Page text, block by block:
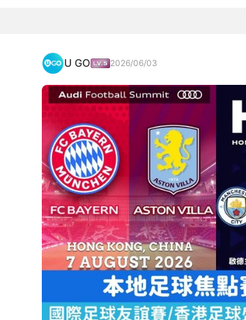
U GO 2026/06/03